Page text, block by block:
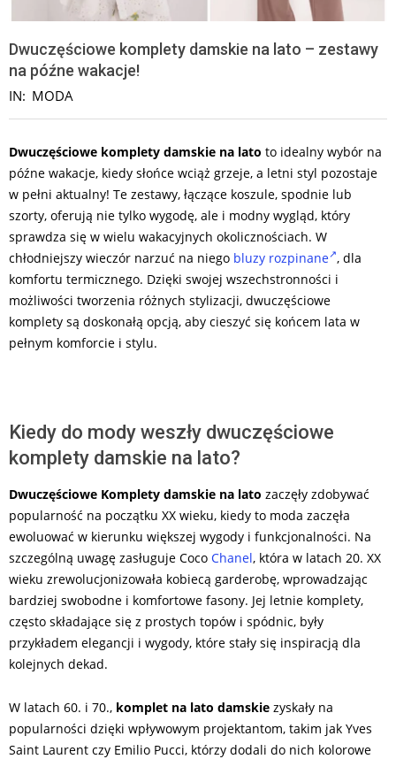
Dwuczęściowe komplety damskie na lato – zestawy
na późne wakacje!
IN: MODA
Dwuczęściowe komplety damskie na lato to idealny wybór na
późne wakacje, kiedy słońce wciąż grzeje, a letni styl pozostaje
w pełni aktualny! Te zestawy, łączące koszule, spodnie lub
szorty, oferują nie tylko wygodę, ale i modny wygląd, który
sprawdza się w wielu wakacyjnych okolicznościach. W
chłodniejszy wieczór narzuć na niego bluzy rozpinane , dla
komfortu termicznego. Dzięki swojej wszechstronności i
możliwości tworzenia różnych stylizacji, dwuczęściowe
komplety są doskonałą opcją, aby cieszyć się końcem lata w
pełnym komforcie i stylu.
Kiedy do mody weszły dwuczęściowe
komplety damskie na lato?
Dwuczęściowe Komplety damskie na lato zaczęły zdobywać
popularność na początku XX wieku, kiedy to moda zaczęła
ewoluować w kierunku większej wygody i funkcjonalności. Na
szczególną uwagę zasługuje Coco Chanel, która w latach 20. XX
wieku zrewolucjonizowała kobiecą garderobę, wprowadzając
bardziej swobodne i komfortowe fasony. Jej letnie komplety,
często składające się z prostych topów i spódnic, były
przykładem elegancji i wygody, które stały się inspiracją dla
kolejnych dekad.
W latach 60. i 70., komplet na lato damskie zyskały na
popularności dzięki wpływowym projektantom, takim jak Yves
Saint Laurent czy Emilio Pucci, którzy dodali do nich kolorowe